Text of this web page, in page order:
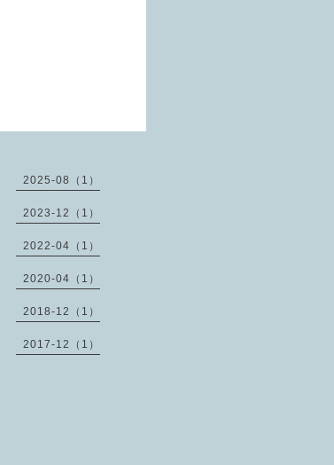
2025-08（1）
2023-12（1）
2022-04（1）
2020-04（1）
2018-12（1）
2017-12（1）